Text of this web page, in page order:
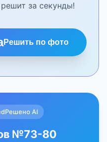
за секунды!
Решить по фото
Решено AI
№73-80